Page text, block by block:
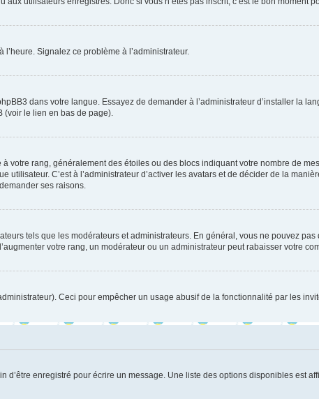
Signalez ce problème à l’administrateur.
dans votre langue. Essayez de demander à l’administrateur d’installer la
(voir le lien en bas de page).
votre rang, généralement des étoiles ou des blocs indiquant votre nombre de
C’est à l’administrateur d’activer les avatars et de décider de la
ses raisons.
tels que les modérateurs et administrateurs. En général, vous ne pouvez pas
votre rang, un modérateur ou un administrateur peut rabaisser votre
Ceci pour empêcher un usage abusif de la fonctionnalité par les
enregistré pour écrire un message. Une liste des options disponibles est